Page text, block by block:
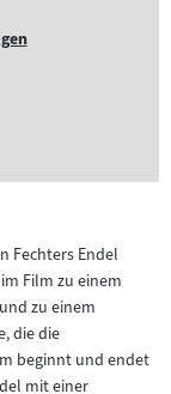
Fechters Endel
Film zu einem
zu einem
die die
beginnt und endet
mit einer